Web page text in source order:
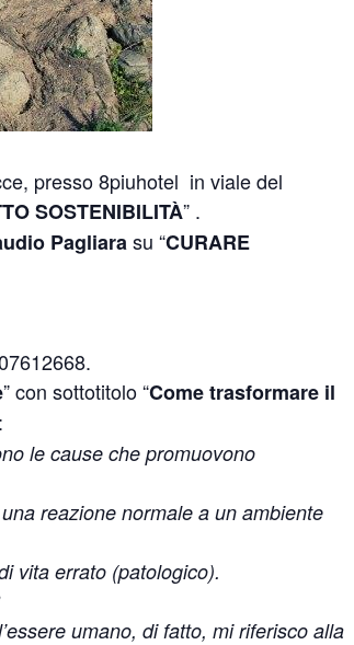
presso 8piuhotel in viale del
SOSTENIBILITÀ” .
Pagliarasu “CURARE
” con sottotitolo “Come trasformare il
le cause che promuovono
reazione normale a un ambiente
vita errato (patologico).
umano, di fatto, mi riferisco alla